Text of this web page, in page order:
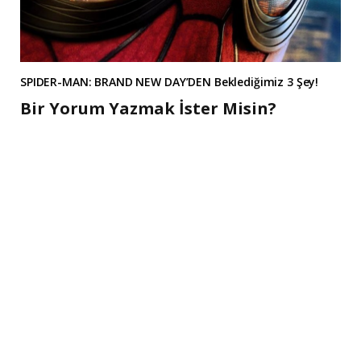
SPIDER-MAN: BRAND NEW DAY’DEN Beklediğimiz 3 Şey!
Bir Yorum Yazmak İster Misin?